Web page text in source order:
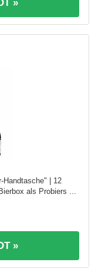
»
Handtasche" | 12
als Probiers ...
»